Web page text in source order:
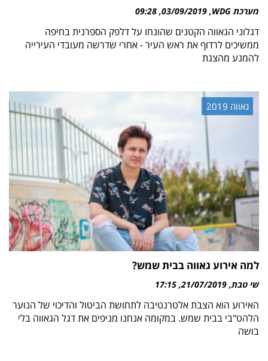
מערכת WDG 03/09/2019
09:28
דגלוני הגאווה הקטנים שהונחו על דלפק הספרנית בחיפה
ממשיכים לרדוף את ראש העיר - אחרי שדרשה מעובדי העירייה
להמנע מהצגת
גאווה 2019
למה אירוע גאווה בבית שמש?
שי טבת 21/07/2019
17:15
האירוע הוא הצבת אלטרנטיבה לתחושת הביטול והדיכוי של הנוער
הלהט"בי בבית שמש. במקומה אנחנו מניפים את דגל הגאווה בלי
בושה